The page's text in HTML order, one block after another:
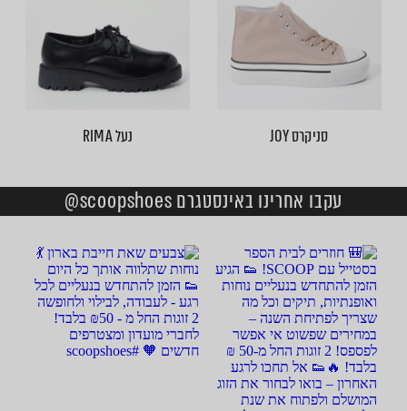
סניקרס JOY נעל RIMA
עקבו אחרינו באינסטגרם scoopshoes@